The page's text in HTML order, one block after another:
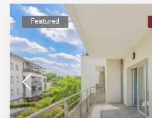
Featured